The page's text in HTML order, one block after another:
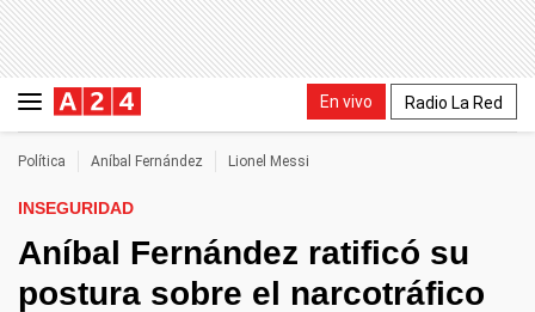
En vivo Radio La Red
Política Aníbal Fernández Lionel Messi
INSEGURIDAD
Aníbal Fernández ratificó su
postura sobre el narcotráfico